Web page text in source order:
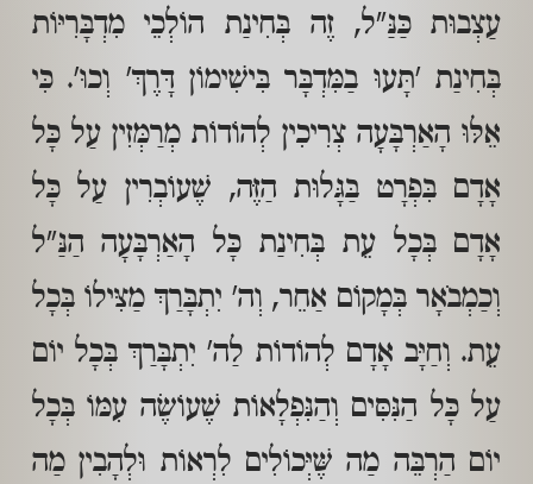
עַצְבוּת כַּנַּ"ל, זֶה בְּחִינַת הוֹלְכֵי מִדְבָּרִיּוֹת
בְּחִינַת 'תָּעוּ בַמִּדְבָּר בִּישִׁימוֹן דָּרֶךְ' וְכוּ'. כִּי
אֵלּוּ הָאַרְבָּעָה צְרִיכִין לְהוֹדוֹת מְרַמְּזִין עַל כָּל
אָדָם בִּפְרָט בַּגָּלוּת הַזֶּה, שֶׁעוֹבְרִין עַל כָּל
אָדָם בְּכָל עֵת בְּחִינַת כָּל הָאַרְבָּעָה הַנַּ"ל
וְכַמְבֹאָר בְּמָקוֹם אַחֵר, וְה' יִתְבָּרַךְ מַצִּילוֹ בְּכָל
עֵת. וְחַיָּב אָדָם לְהוֹדוֹת לַה' יִתְבָּרַךְ בְּכָל יוֹם
עַל כָּל הַנִּסִּים וְהַנִּפְלָאוֹת שֶׁעוֹשֶׂה עִמּוֹ בְּכָל
יוֹם הַרְבֵּה מַה שֶּׁיְּכוֹלִים לִרְאוֹת וּלְהָבִין מַה